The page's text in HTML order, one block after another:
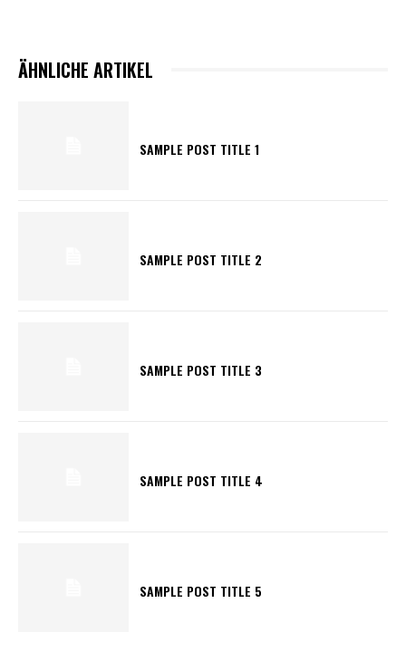
ÄHNLICHE ARTIKEL
SAMPLE POST TITLE 1
SAMPLE POST TITLE 2
SAMPLE POST TITLE 3
SAMPLE POST TITLE 4
SAMPLE POST TITLE 5